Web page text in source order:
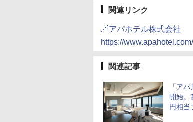
関連リンク
🔗アパホテル株式会社
https://www.apahotel.com/
関連記事
「ア
開始。
円相当